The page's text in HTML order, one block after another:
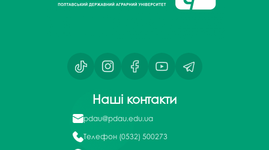
Наші контакти
pdau@pdau.edu.ua
Телефон (0532) 500273